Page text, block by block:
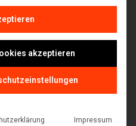
akzeptieren
Impressum